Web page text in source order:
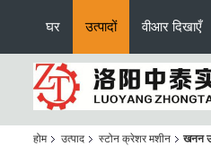
घर उत्पादों वीआर दिखाएँ
होम उत्पाद स्टोन क्रेशर मशीन खनन